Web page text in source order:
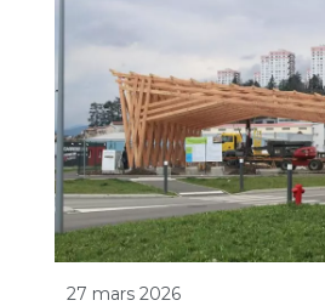
27 mars 2026